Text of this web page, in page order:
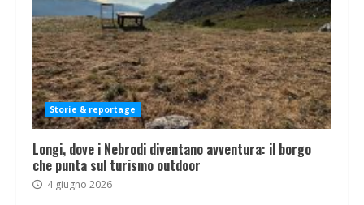
Storie & reportage
Longi, dove i Nebrodi diventano avventura: il borgo
che punta sul turismo outdoor
4 giugno 2026